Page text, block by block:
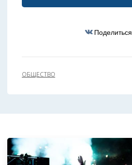
Поделиться
ОБЩЕСТВО